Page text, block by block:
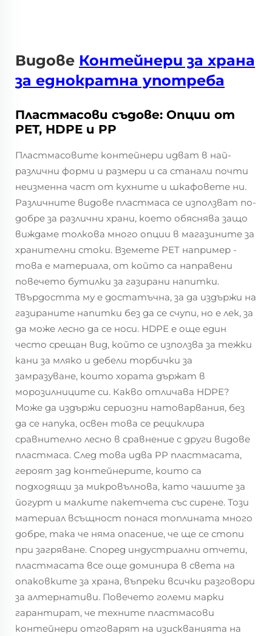
Видове Контейнери за храна
за еднократна употреба
Пластмасови съдове: Опции от
PET, HDPE и PP
Пластмасовите контейнери идват в най-
различни форми и размери и са станали почти
неизменна част от кухните и шкафовете ни.
Различните видове пластмаса се използват по-
добре за различни храни, което обяснява защо
виждаме толкова много опции в магазините за
хранителни стоки. Вземете PET например -
това е материала, от който са направени
повечето бутилки за газирани напитки.
Твърдостта му е достатъчна, за да издържи на
газираните напитки без да се счупи, но е лек, за
да може лесно да се носи. HDPE е още един
често срещан вид, който се използва за тежки
кани за мляко и дебели торбички за
замразуване, които хората държат в
морозилниците си. Какво отличава HDPE?
Може да издържи сериозни натоварвания, без
да се напука, освен това се рециклира
сравнително лесно в сравнение с други видове
пластмаса. След това идва PP пластмасата,
героят зад контейнерите, които са
подходящи за микровълнова, като чашите за
йогурт и малките пакетчета със сирене. Този
материал всъщност понася топлината много
добре, така че няма опасение, че ще се стопи
при загряване. Според индустриални отчети,
пластмасата все още доминира в света на
опаковките за храна, въпреки всички разговори
за алтернативи. Повечето големи марки
гарантират, че техните пластмасови
контейнери отговарят на изискванията на